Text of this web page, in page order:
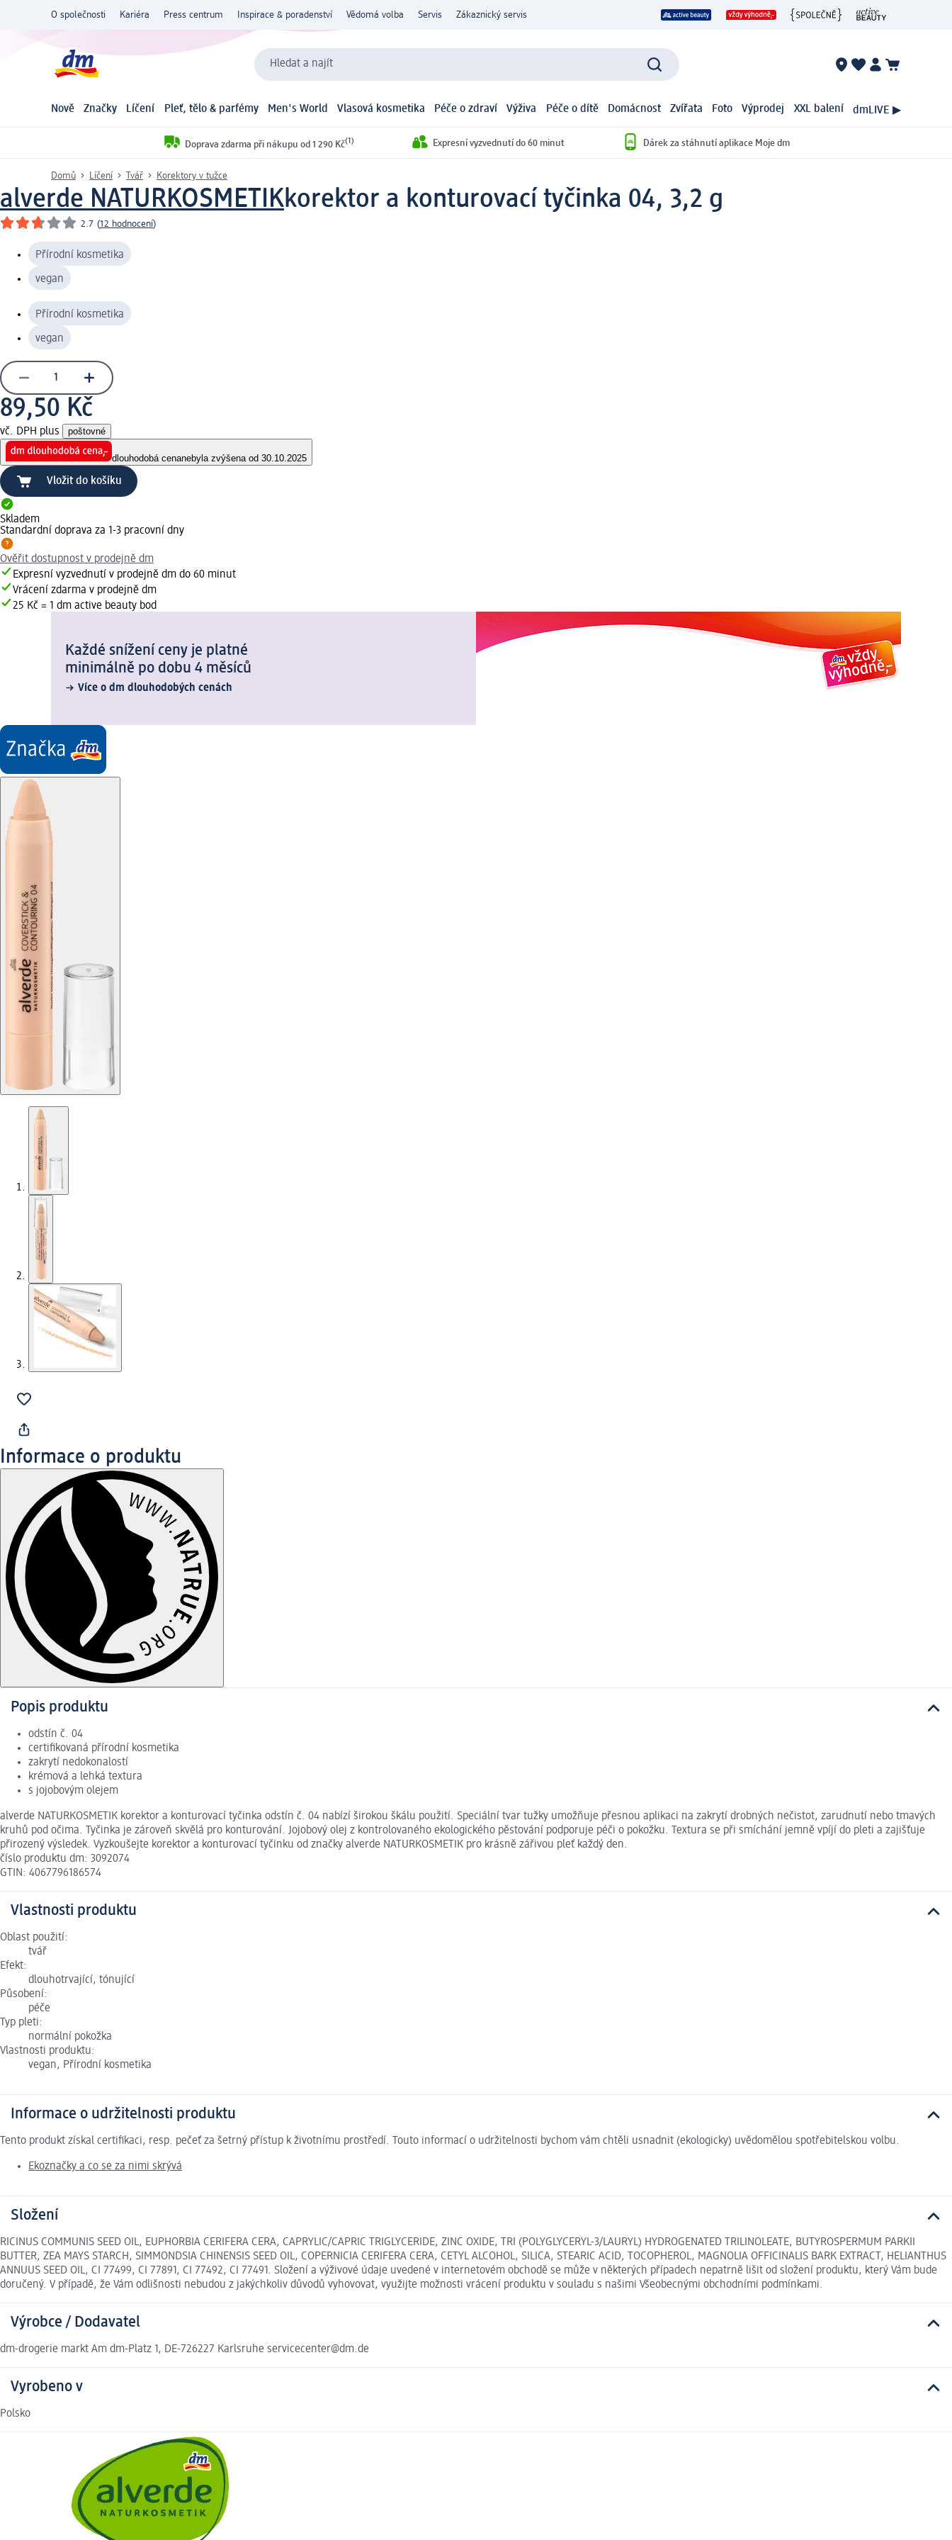
O společnosti Kariéra Press centrum Inspirace & poradenství Vědomá volba Servis Zákaznický servis
Hledat a najít
Nově Značky Líčení Pleť, tělo & parfémy Men's World Vlasová kosmetika Péče o zdraví Výživa Péče o dítě Domácnost Zvířata Foto Výprodej XXL balení dmLIVE ▶
Doprava zdarma při nákupu od 1 290 Kč(1) Expresní vyzvednutí do 60 minut Dárek za stáhnutí aplikace Moje dm
Domů Líčení Tvář Korektory v tužce
alverde NATURKOSMETIKkorektor a konturovací tyčinka 04, 3,2 g
2.7 (12 hodnocení)
Přírodní kosmetika
vegan
Přírodní kosmetika
vegan
89,50 Kč
vč. DPH plus poštovné
dlouhodobá cenanebyla zvýšena od 30.10.2025
Vložit do košíku
Skladem
Standardní doprava za 1-3 pracovní dny
Ověřit dostupnost v prodejně dm
Expresní vyzvednutí v prodejně dm do 60 minut
Vrácení zdarma v prodejně dm
25 Kč = 1 dm active beauty bod
Každé snížení ceny je platné
minimálně po dobu 4 měsíců
Více o dm dlouhodobých cenách
Informace o produktu
Popis produktu
odstín č. 04
certifikovaná přírodní kosmetika
zakrytí nedokonalostí
krémová a lehká textura
s jojobovým olejem
alverde NATURKOSMETIK korektor a konturovací tyčinka odstín č. 04 nabízí širokou škálu použití. Speciální tvar tužky umožňuje přesnou aplikaci na zakrytí drobných nečistot, zarudnutí nebo tmavých
kruhů pod očima. Tyčinka je zároveň skvělá pro konturování. Jojobový olej z kontrolovaného ekologického pěstování podporuje péči o pokožku. Textura se při smíchání jemně vpíjí do pleti a zajišťuje
přirozený výsledek. Vyzkoušejte korektor a konturovací tyčinku od značky alverde NATURKOSMETIK pro krásně zářivou pleť každý den.
číslo produktu dm: 3092074
GTIN: 4067796186574
Vlastnosti produktu
Oblast použití:
tvář
Efekt:
dlouhotrvající, tónující
Působení:
péče
Typ pleti:
normální pokožka
Vlastnosti produktu:
vegan, Přírodní kosmetika
Informace o udržitelnosti produktu
Tento produkt získal certifikaci, resp. pečeť za šetrný přístup k životnímu prostředí. Touto informací o udržitelnosti bychom vám chtěli usnadnit (ekologicky) uvědomělou spotřebitelskou volbu.
Ekoznačky a co se za nimi skrývá
Složení
RICINUS COMMUNIS SEED OIL, EUPHORBIA CERIFERA CERA, CAPRYLIC/CAPRIC TRIGLYCERIDE, ZINC OXIDE, TRI (POLYGLYCERYL-3/LAURYL) HYDROGENATED TRILINOLEATE, BUTYROSPERMUM PARKII
BUTTER, ZEA MAYS STARCH, SIMMONDSIA CHINENSIS SEED OIL, COPERNICIA CERIFERA CERA, CETYL ALCOHOL, SILICA, STEARIC ACID, TOCOPHEROL, MAGNOLIA OFFICINALIS BARK EXTRACT, HELIANTHUS
ANNUUS SEED OIL, CI 77499, CI 77891, CI 77492, CI 77491. Složení a výživové údaje uvedené v internetovém obchodě se může v některých případech nepatrně lišit od složení produktu, který Vám bude
doručený. V případě, že Vám odlišnosti nebudou z jakýchkoliv důvodů vyhovovat, využijte možnosti vrácení produktu v souladu s našimi Všeobecnými obchodními podmínkami.
Výrobce / Dodavatel
dm-drogerie markt Am dm-Platz 1, DE-726227 Karlsruhe servicecenter@dm.de
Vyrobeno v
Polsko